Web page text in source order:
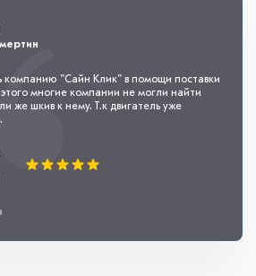
компанию "Сайн Клик" в помощи поставки
многие компании не могли найти
же шкив к нему. Т.к двигатель уже